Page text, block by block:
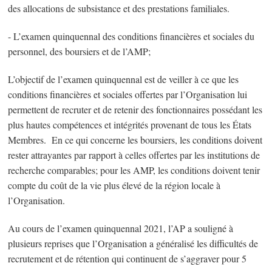
des allocations de subsistance et des prestations familiales.
- L’examen quinquennal des conditions financières et sociales du
personnel, des boursiers et de l’AMP;
L’objectif de l’examen quinquennal est de veiller à ce que les
conditions financières et sociales offertes par l’Organisation lui
permettent de recruter et de retenir des fonctionnaires possédant les
plus hautes compétences et intégrités provenant de tous les États
Membres. En ce qui concerne les boursiers, les conditions doivent
rester attrayantes par rapport à celles offertes par les institutions de
recherche comparables; pour les AMP, les conditions doivent tenir
compte du coût de la vie plus élevé de la région locale à
l’Organisation.
Au cours de l’examen quinquennal 2021, l’AP a souligné à
plusieurs reprises que l’Organisation a généralisé les difficultés de
recrutement et de rétention qui continuent de s’aggraver pour 5